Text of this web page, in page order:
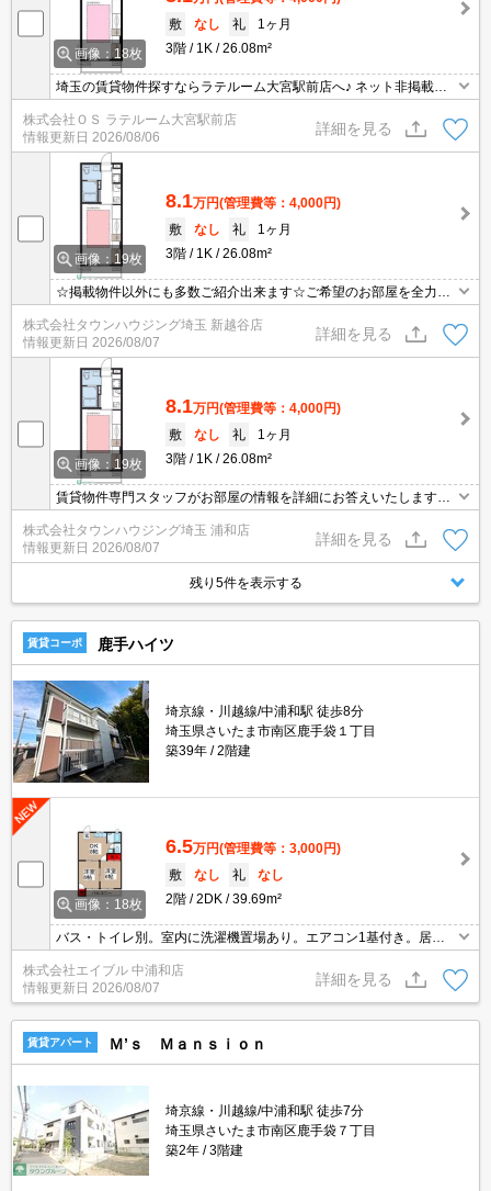
画像：18枚
敷
なし 礼
1ヶ月
3階
1K 26.08m²
埼玉の賃貸物件探すならラテルーム大宮駅前店へ♪ ネット非掲載物
件多数ございます！ 【入居審査不安な方】【初期安物件】【クレジ
ット決済可】ご相談ください！！ ※仲介手数料無料 『ご来店初めて
のお客様・当物件を契約に限る』
株式会社ＯＳ ラテルーム大宮駅前店
情報更新日 2026/08/06
詳細を見る
画像：19枚
8.1万円(管理費等：4,000円)
敷
なし 礼
1ヶ月
3階
1K 26.08m²
☆掲載物件以外にも多数ご紹介出来ます☆ご希望のお部屋を全力で
お探しさせて頂きます♪
株式会社タウンハウジング埼玉 新越谷店
情報更新日 2026/08/07
詳細を見る
画像：19枚
8.1万円(管理費等：4,000円)
敷
なし 礼
1ヶ月
3階
1K 26.08m²
賃貸物件専門スタッフがお部屋の情報を詳細にお答えいたします。
お問合わせはタウンハウジング浦和店まで♪
株式会社タウンハウジング埼玉 浦和店
情報更新日 2026/08/07
詳細を見る
残り5件を表示する
賃貸コーポ 鹿手ハイツ
埼京線・川越線/中浦和駅 徒歩8分
埼玉県さいたま市南区鹿手袋１丁目
築39年
2階建
画像：18枚
6.5万円(管理費等：3,000円)
敷
なし 礼
なし
2階
2DK 39.69m²
バス・トイレ別。室内に洗濯機置場あり。エアコン1基付き。居室
フローリング。日当たり良好。初期費用分割払い可。初期費用・家
賃カード払い可。内見予約受付中。
株式会社エイブル 中浦和店
情報更新日 2026/08/07
詳細を見る
賃貸アパート Ｍ’ｓ Ｍａｎｓｉｏｎ
埼京線・川越線/中浦和駅 徒歩7分
埼玉県さいたま市南区鹿手袋７丁目
築2年
3階建